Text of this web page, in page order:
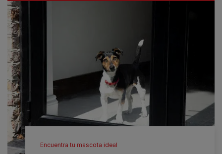
Encuentra tu mascota ideal